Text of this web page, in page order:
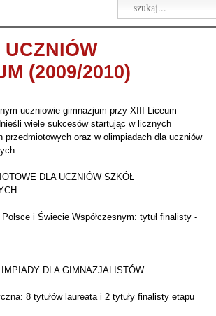
(2009/2010)
uczniowie gimnazjum przy XIII Liceum
wiele sukcesów startując w licznych
przedmiotowych oraz w olimpiadach dla uczniów
DLA UCZNIÓW SZKÓŁ
i Świecie Współczesnym: tytuł finalisty -
DLA GIMNAZJALISTÓW
8 tytułów laureata i 2 tytuły finalisty etapu